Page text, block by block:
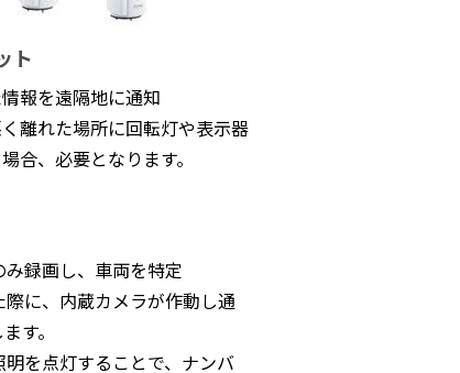
ト
報を遠隔地に通知
離れた場所に回転灯や表示器
合、必要となります。
録画し、車両を特定
に、内蔵カメラが作動し通
す。
を点灯することで、ナンバ